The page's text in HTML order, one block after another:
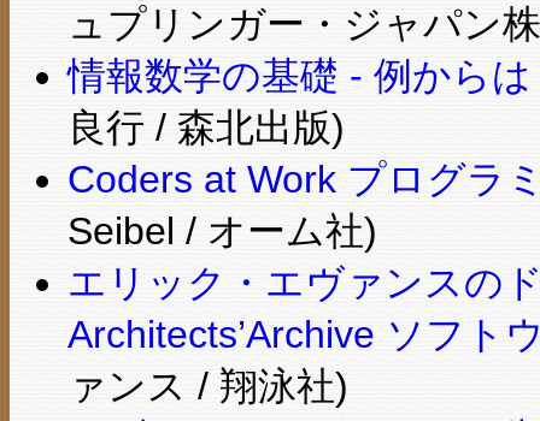
ュプリンガー・ジャパン
情報数学の基礎 - 例から
良行 / 森北出版)
Coders at Work プログラ
Seibel / オーム社)
エリック・エヴァンスの
Architects’Archive ソフト
ァンス / 翔泳社)